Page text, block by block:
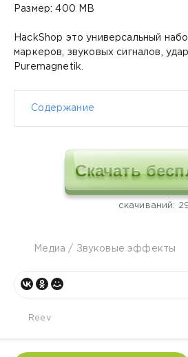
Размер: 400 MB
HackShop это универсальный
маркеров, звуковых сигналов,
Puremagnetik.
Содержание
Скачать
cкачиваний:
Медиа / Звуковые эффекты
Reev